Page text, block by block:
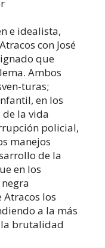
e idealista,
con José
que
Ambos
turas;
en los
la vida
policial,
manejos
de la
en los
Atracos los
a la más
brutalidad